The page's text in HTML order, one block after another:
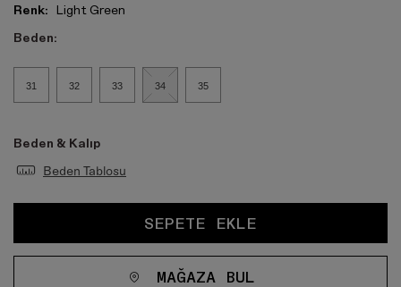
Renk: Light Green
Beden:
31 32 33 34 35
Beden & Kalıp
Beden Tablosu
SEPETE EKLE
MAĞAZA BUL